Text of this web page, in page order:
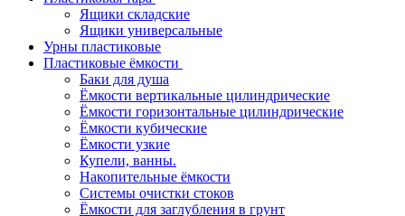
Ящики складские
Ящики универсальные
Урны пластиковые
Пластиковые ёмкости
Баки для душа
Ёмкости вертикальные цилиндрические
Ёмкости горизонтальные цилиндрические
Ёмкости кубические
Ёмкости узкие
Купели, ванны.
Накопительные ёмкости
Системы очистки стоков
Ёмкости для заглубления в грунт